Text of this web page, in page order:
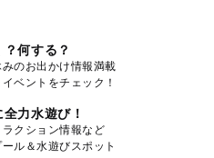
何する？
のお出かけ情報満載
ベントをチェック！
力水遊び！
クション情報など
ル＆水遊びスポット